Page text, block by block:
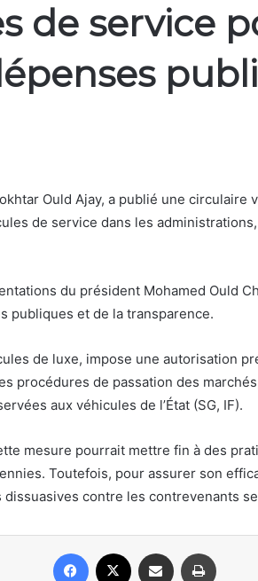
de service
Ould Ajay, a publié une circulaire
de service dans les
du président Mohamed Ould
publiques et de la transparence.
de luxe, impose une autorisation
procédures de passation des
aux véhicules de l’État (SG, IF).
mesure pourrait mettre fin à des
Toutefois, pour assurer son
contre les contrevenants
Facebook Partager par email